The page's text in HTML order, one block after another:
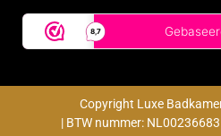
Copyright Luxe
| BTW nummer: